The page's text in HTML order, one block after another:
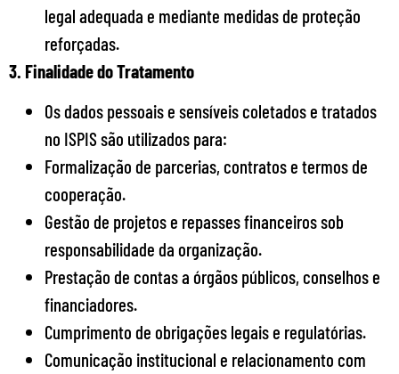
legal adequada e mediante medidas de proteção
reforçadas.
3. Finalidade do Tratamento
Os dados pessoais e sensíveis coletados e tratados
no ISPIS são utilizados para:
Formalização de parcerias, contratos e termos de
cooperação.
Gestão de projetos e repasses financeiros sob
responsabilidade da organização.
Prestação de contas a órgãos públicos, conselhos e
financiadores.
Cumprimento de obrigações legais e regulatórias.
Comunicação institucional e relacionamento com